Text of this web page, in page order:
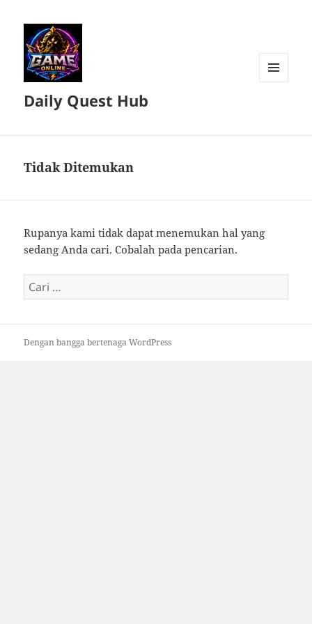
Daily Quest Hub
Tidak Ditemukan
Rupanya kami tidak dapat menemukan hal yang
sedang Anda cari. Cobalah pada pencarian.
Cari
untuk:
Dengan bangga bertenaga WordPress